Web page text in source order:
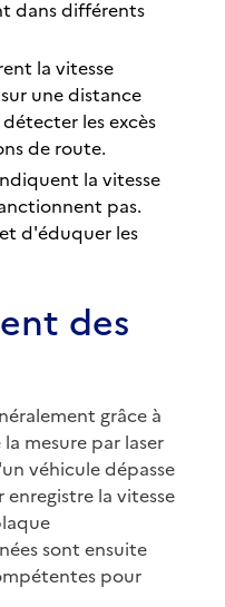
dans différents
la vitesse
une distance
les excès
de route.
la vitesse
pas.
d'éduquer les
des
grâce à
mesure par laser
véhicule dépasse
enregistre la vitesse
sont ensuite
pour